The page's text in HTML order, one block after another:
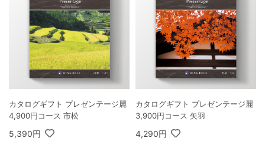
カタログギフト プレゼンテージ麗
4,900円コース 市松
5,390円
カタログギフト プレゼンテージ麗
3,900円コース 矢羽
4,290円